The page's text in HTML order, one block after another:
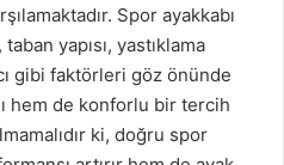
Spor ayakkabı
yapısı, yastıklama
gibi faktörleri göz önünde
hem de konforlu bir tercih
ki, doğru spor